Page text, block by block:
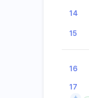
14
15
16
17